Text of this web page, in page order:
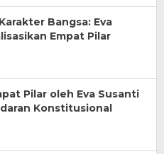
Bangsa: Eva
Empat Pilar
Pilar oleh Eva Susanti
Konstitusional